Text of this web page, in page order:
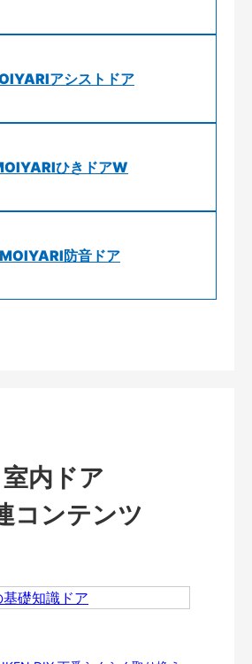
アシストドア
ひきドアW
防音ドア
室内ドア
コンテンツ